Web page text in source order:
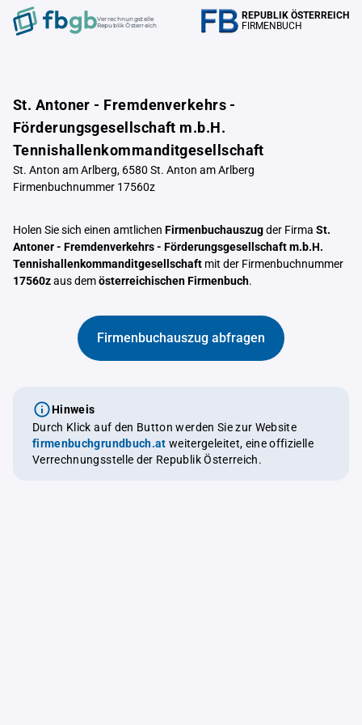
Verrechnungstelle
Republik Österreich
REPUBLIK ÖSTERREICH
FIRMENBUCH
St. Antoner - Fremdenverkehrs -
Förderungsgesellschaft m.b.H.
Tennishallenkommanditgesellschaft
St. Anton am Arlberg, 6580 St. Anton am Arlberg
Firmenbuchnummer 17560z
Holen Sie sich einen amtlichen Firmenbuchauszugder Firma St.
Antoner - Fremdenverkehrs - Förderungsgesellschaft m.b.H.
Tennishallenkommanditgesellschaft mit der Firmenbuchnummer
17560zaus demösterreichischen Firmenbuch.
Firmenbuchauszug abfragen
Hinweis
Durch Klick auf den Button werden Sie zur Website
firmenbuchgrundbuch.at weitergeleitet, eine offizielle
Verrechnungsstelle der Republik Österreich.